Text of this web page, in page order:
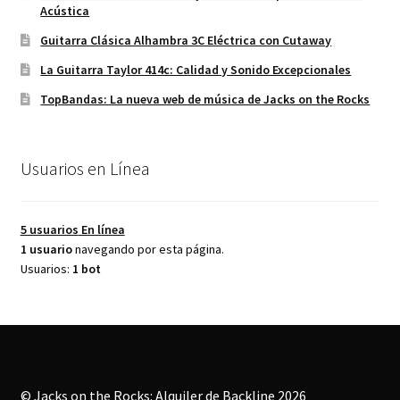
Acústica
Guitarra Clásica Alhambra 3C Eléctrica con Cutaway
La Guitarra Taylor 414c: Calidad y Sonido Excepcionales
TopBandas: La nueva web de música de Jacks on the Rocks
Usuarios en Línea
5 usuarios En línea
1 usuarionavegando por esta página.
Usuarios: 1 bot
© Jacks on the Rocks: Alquiler de Backline 2026